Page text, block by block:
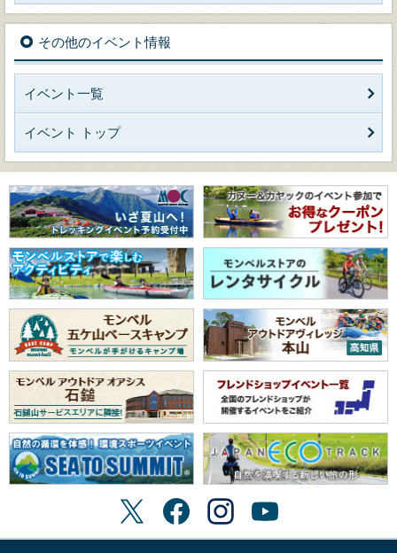
その他のイベント情報
イベント一覧
イベント トップ